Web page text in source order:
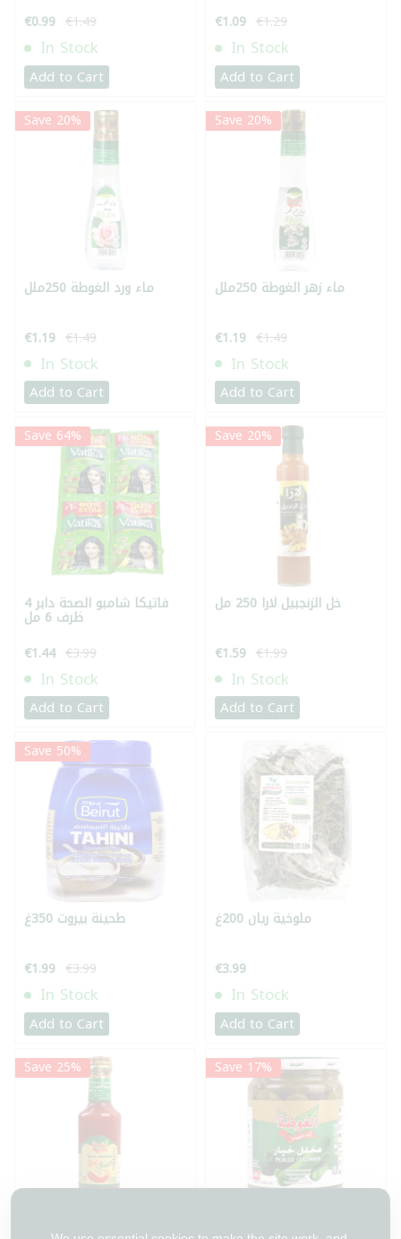
€0.99 €1.49
In Stock
Add to Cart
€1.09 €1.29
In Stock
Add to Cart
Save 20%
ماء ورد الغوطة 250ملل
€1.19 €1.49
In Stock
Add to Cart
Save 20%
ماء زهر الغوطة 250ملل
€1.19 €1.49
In Stock
Add to Cart
Save 64%
فاتيكا شامبو الصحة دابر 4
ظرف 6 مل
€1.44 €3.99
In Stock
Add to Cart
Save 20%
خل الزنجبيل لارا 250 مل
€1.59 €1.99
In Stock
Add to Cart
Save 50%
طحينة بيروت 350غ
€1.99 €3.99
In Stock
Add to Cart
ملوخية ريان 200غ
€3.99
In Stock
Add to Cart
Save 25% Save 17%